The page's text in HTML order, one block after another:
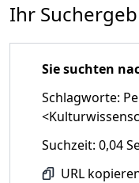
Ihr
Sie suchten
Schlagworte:
Suchzeit: 0,04
URL